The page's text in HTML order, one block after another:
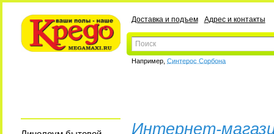
Доставка и подъем Адрес и контакты
Например, Синтерос Сорбона
Интернет-